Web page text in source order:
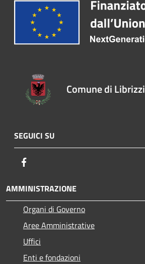
Comune di Librizzi
SEGUICI SU
AMMINISTRAZIONE
Organi di Governo
Aree Amministrative
Uffici
Enti e fondazioni